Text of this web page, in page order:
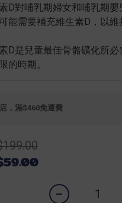
D對哺乳期婦女和哺乳期
能需要補充維生素D，以
D是兒童最佳骨骼礦化所
的時期。
，滿$460免運費